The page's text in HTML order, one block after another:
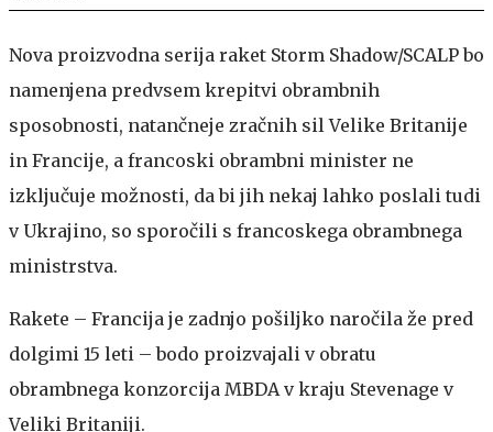
Nova proizvodna serija raket Storm Shadow/SCALP bo
namenjena predvsem krepitvi obrambnih
sposobnosti, natančneje zračnih sil Velike Britanije
in Francije, a francoski obrambni minister ne
izključuje možnosti, da bi jih nekaj lahko poslali tudi
v Ukrajino, so sporočili s francoskega obrambnega
ministrstva.
Rakete – Francija je zadnjo pošiljko naročila že pred
dolgimi 15 leti – bodo proizvajali v obratu
obrambnega konzorcija MBDA v kraju Stevenage v
Veliki Britaniji.